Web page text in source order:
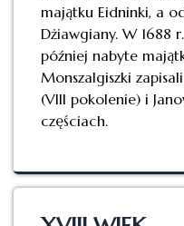
majątku Eidninki, a
Dżiawgiany. W 1688
później nabyte
Monszalgiszki
(VIII pokolenie) i
częściach.